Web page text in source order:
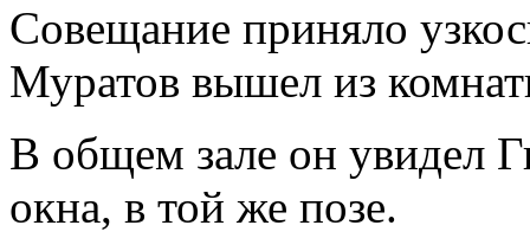
Совещание приняло
Муратов вышел из
В общем зале он увидел
окна, в той же позе.